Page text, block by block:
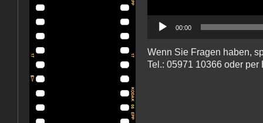
00:00
Wenn Sie Fragen haben,
Tel.: 05971 10366 oder